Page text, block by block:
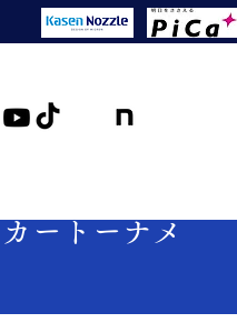
ートーナメ